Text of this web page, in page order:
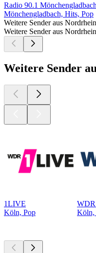
Radio 90.1 Mönchengladbach
Mönchengladbach, Hits, Pop
Weitere Sender aus
Weitere Sender aus
Weitere Sender
1LIVE
Köln, Pop
WDR
Köln,